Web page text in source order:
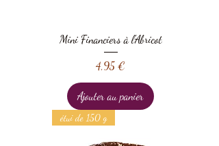
Mini Financiers à l'Abricot
Prix
4,95 €
Ajouter au panier
étui de 150 g